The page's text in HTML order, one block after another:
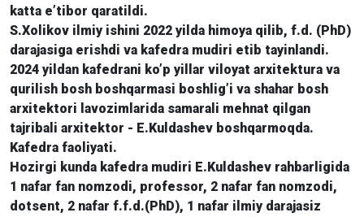
katta e’tibor qaratildi.
S.Xolikov ilmiy ishini 2022 yilda himoya qilib, f.d. (PhD)
darajasiga erishdi va kafedra mudiri etib tayinlandi.
2024 yildan kafedrani ko’p yillar viloyat arxitektura va
qurilish bosh boshqarmasi boshlig’i va shahar bosh
arxitektori lavozimlarida samarali mehnat qilgan
tajribali arxitektor - E.Kuldashev boshqarmoqda.
Kafedra faoliyati.
Hozirgi kunda kafedra mudiri E.Kuldashev rahbarligida
1 nafar fan nomzodi, professor, 2 nafar fan nomzodi,
dotsent, 2 nafar f.f.d.(PhD), 1 nafar ilmiy darajasiz